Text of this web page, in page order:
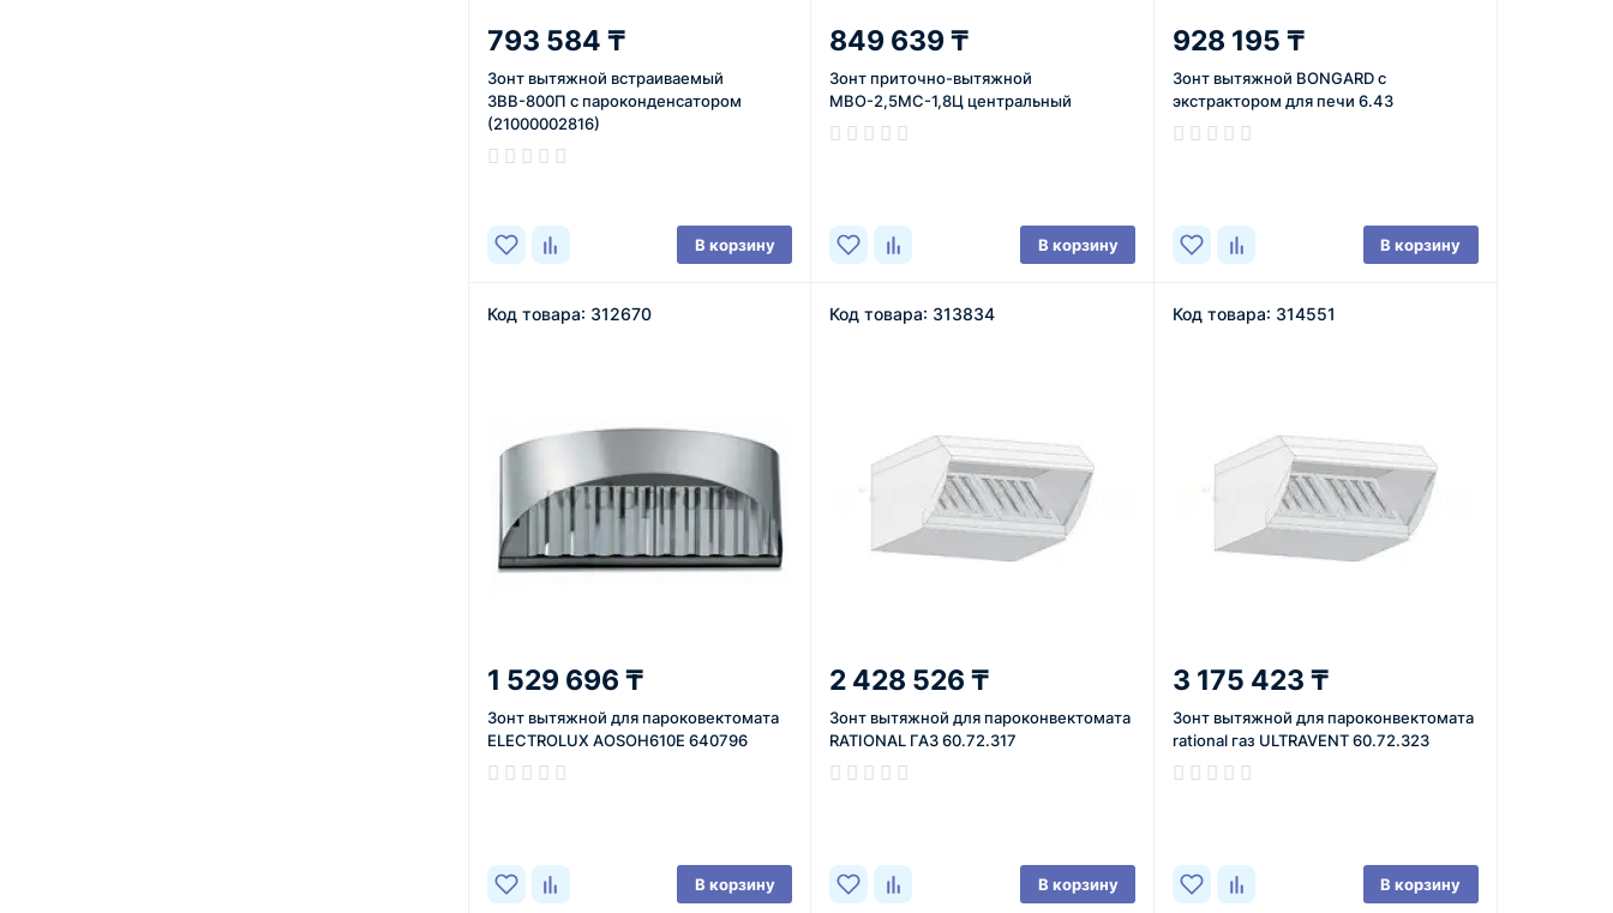
793 584 ₸
Зонт вытяжной встраиваемый
ЗВВ-800П с пароконденсатором
(21000002816)
В корзину
849 639 ₸
Зонт приточно-вытяжной
МВО-2,5МС-1,8Ц центральный
В корзину
928 195 ₸
Зонт вытяжной BONGARD с
экстрактором для печи 6.43
В корзину
Код товара: 312670
1 529 696 ₸
Зонт вытяжной для пароковектомата
ELECTROLUX AOSOH610E 640796
В корзину
Код товара: 313834
2 428 526 ₸
Зонт вытяжной для пароконвектомата
RATIONAL ГАЗ 60.72.317
В корзину
Код товара: 314551
3 175 423 ₸
Зонт вытяжной для пароконвектомата
rational газ ULTRAVENT 60.72.323
В корзину